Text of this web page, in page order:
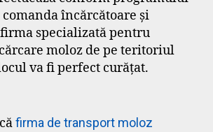
încărcătoare şi
specializată pentru
moloz de pe teritoriul
va fi perfect curăţat.
firma de transport moloz